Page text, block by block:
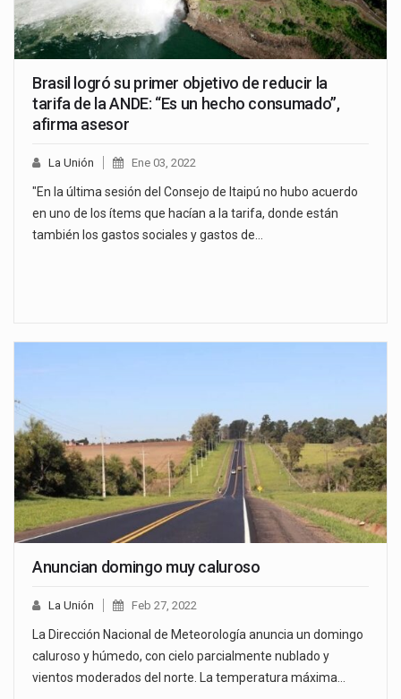
Brasil logró su primer objetivo de reducir la
tarifa de la ANDE: “Es un hecho consumado”,
afirma asesor
La Unión Ene 03, 2022
"En la última sesión del Consejo de Itaipú no hubo acuerdo
en uno de los ítems que hacían a la tarifa, donde están
también los gastos sociales y gastos de…
Anuncian domingo muy caluroso
La Unión Feb 27, 2022
La Dirección Nacional de Meteorología anuncia un domingo
caluroso y húmedo, con cielo parcialmente nublado y
vientos moderados del norte. La temperatura máxima…